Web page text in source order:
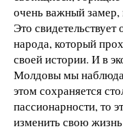
очень важный замер,
Это
народа, который
своей истории. И в
Молдовы мы
этом сохраняется
пассионарности, то
изменить свою